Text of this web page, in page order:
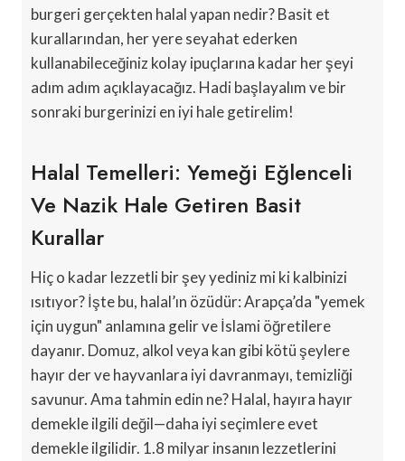
burgeri gerçekten halal yapan nedir? Basit et
kurallarından, her yere seyahat ederken
kullanabileceğiniz kolay ipuçlarına kadar her şeyi
adım adım açıklayacağız. Hadi başlayalım ve bir
sonraki burgerinizi en iyi hale getirelim!
Halal Temelleri: Yemeği Eğlenceli
Ve Nazik Hale Getiren Basit
Kurallar
Hiç o kadar lezzetli bir şey yediniz mi ki kalbinizi
ısıtıyor? İşte bu, halal’ın özüdür: Arapça’da "yemek
için uygun" anlamına gelir ve İslami öğretilere
dayanır. Domuz, alkol veya kan gibi kötü şeylere
hayır der ve hayvanlara iyi davranmayı, temizliği
savunur. Ama tahmin edin ne? Halal, hayıra hayır
demekle ilgili değil—daha iyi seçimlere evet
demekle ilgilidir. 1.8 milyar insanın lezzetlerini